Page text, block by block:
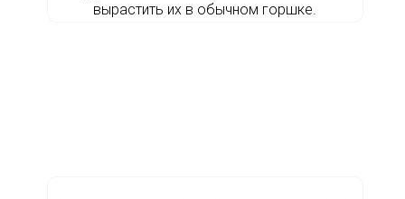
вырастить их в обычном горшке.